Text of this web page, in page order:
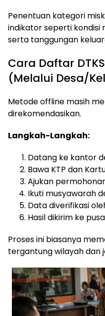
Penentuan kategori
indikator seperti kondisi
serta tanggungan
Cara Daftar
(Melalui Desa/
Metode offline masih
direkomendasikan.
Langkah-Langkah:
Datang ke kantor
Bawa KTP dan
Ajukan
Ikuti musyawarah
Data diverifikasi
Hasil dikirim ke
Proses ini biasanya
tergantung wilayah dan